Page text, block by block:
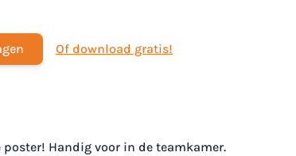
Of download gratis!
Handig voor in de teamkamer.